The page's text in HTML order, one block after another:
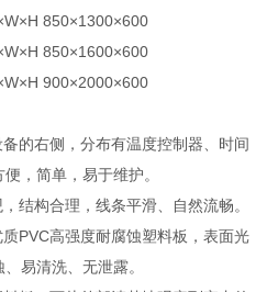
850×1300×600
850×1600×600
900×2000×600
的右侧，分布有温度控制器、时间
，简单，易于维护。
结构合理，线条平滑、自然流畅。
PVC高强度耐腐蚀塑料板，表面光
易清洗、无泄露。